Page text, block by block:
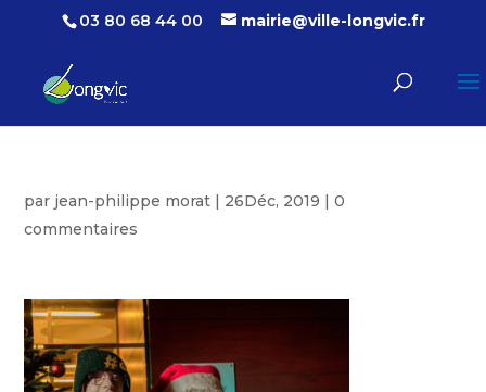
03 80 68 44 00 mairie@ville-longvic.fr
par jean-philippe morat | 26Déc, 2019 |0
commentaires